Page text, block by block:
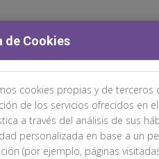
de Cookies
cookies propias y de
de los servicios ofrecidos en
a través del análisis de sus
personalizada en base a un
(por ejemplo, páginas
ÁREA CIENTÍFICA